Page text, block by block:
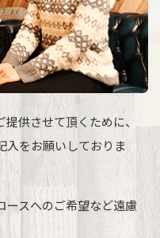
供させて頂くために、
入をお願いしておりま
ースへのご希望など遠慮